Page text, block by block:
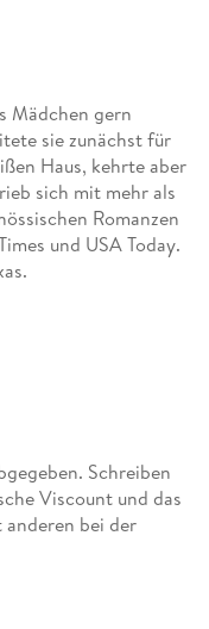
Mädchen gern
sie zunächst für
Haus, kehrte aber
sich mit mehr als
Romanzen
und USA Today.
Schreiben
Viscount und das
bei der